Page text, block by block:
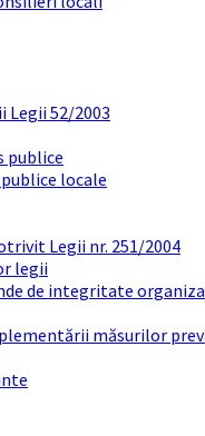
Legii 52/2003
publice
locale
Legii nr. 251/2004
legii
de integritate
măsurilor